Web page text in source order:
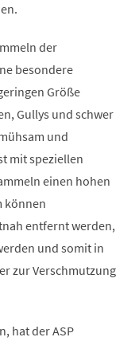
der
besondere
Größe
Gullys und schwer
und
mit speziellen
einen hohen
können
entfernt werden,
und somit in
zur Verschmutzung
hat der ASP